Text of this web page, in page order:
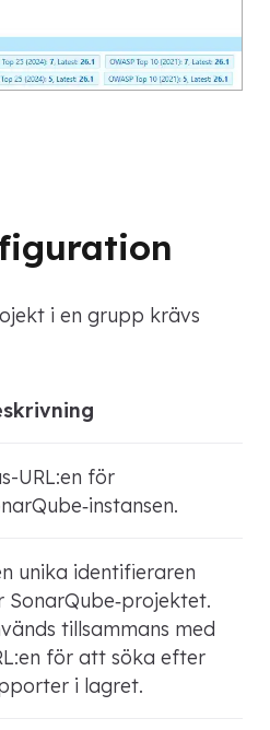
i en grupp krävs
URL:en för
unika identifieraren
SonarQube‑projektet.
tillsammans med
för att söka efter
i lagret.